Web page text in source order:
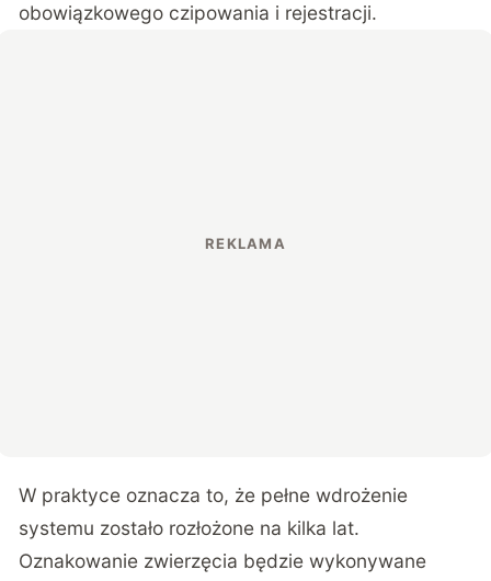
obowiązkowego czipowania i rejestracji.
W praktyce oznacza to, że pełne wdrożenie
systemu zostało rozłożone na kilka lat.
Oznakowanie zwierzęcia będzie wykonywane